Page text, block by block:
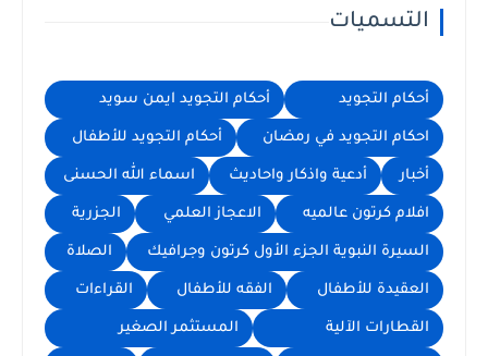
التسميات
أحكام التجويد أحكام التجويد ايمن سويد
احكام التجويد في رمضان أحكام التجويد للأطفال
أخبار أدعية واذكار واحاديث اسماء الله الحسنى
افلام كرتون عالميه الاعجاز العلمي الجزرية
السيرة النبوية الجزء الأول كرتون وجرافيك الصلاة
العقيدة للأطفال الفقه للأطفال القراءات
القطارات الآلية المستثمر الصغير